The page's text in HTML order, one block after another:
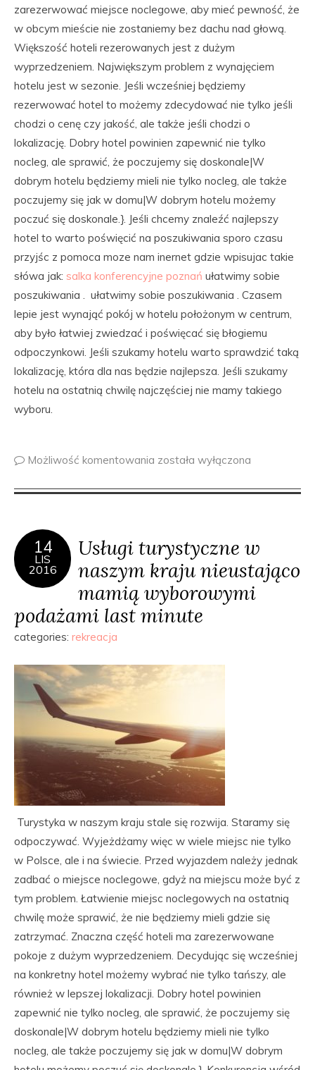
zarezerwować miejsce noclegowe, aby mieć pewność, że
w obcym mieście nie zostaniemy bez dachu nad głową.
Większość hoteli rezerowanych jest z dużym
wyprzedzeniem. Największym problem z wynajęciem
hotelu jest w sezonie. Jeśli wcześniej będziemy
rezerwować hotel to możemy zdecydować nie tylko jeśli
chodzi o cenę czy jakość, ale także jeśli chodzi o
lokalizację. Dobry hotel powinien zapewnić nie tylko
nocleg, ale sprawić, że poczujemy się doskonale|W
dobrym hotelu będziemy mieli nie tylko nocleg, ale także
poczujemy się jak w domu|W dobrym hotelu możemy
poczuć się doskonale.}. Jeśli chcemy znaleźć najlepszy
hotel to warto poświęcić na poszukiwania sporo czasu
przyjśc z pomoca moze nam inernet gdzie wpisujac takie
słówa jak: salka konferencyjne poznań ułatwimy sobie
poszukiwania . ułatwimy sobie poszukiwania . Czasem
lepie jest wynająć pokój w hotelu położonym w centrum,
aby było łatwiej zwiedzać i poświęcać się błogiemu
odpoczynkowi. Jeśli szukamy hotelu warto sprawdzić taką
lokalizację, która dla nas będzie najlepsza. Jeśli szukamy
hotelu na ostatnią chwilę najczęściej nie mamy takiego
wyboru.
Możliwość komentowania została wyłączona
14
LIS
2016
Usługi turystyczne w
naszym kraju nieustająco
mamią wyborowymi
podażami last minute
categories: rekreacja
Turystyka w naszym kraju stale się rozwija. Staramy się
odpoczywać. Wyjeżdżamy więc w wiele miejsc nie tylko
w Polsce, ale i na świecie. Przed wyjazdem należy jednak
zadbać o miejsce noclegowe, gdyż na miejscu może być z
tym problem. Łatwienie miejsc noclegowych na ostatnią
chwilę może sprawić, że nie będziemy mieli gdzie się
zatrzymać. Znaczna część hoteli ma zarezerwowane
pokoje z dużym wyprzedzeniem. Decydując się wcześniej
na konkretny hotel możemy wybrać nie tylko tańszy, ale
również w lepszej lokalizacji. Dobry hotel powinien
zapewnić nie tylko nocleg, ale sprawić, że poczujemy się
doskonale|W dobrym hotelu będziemy mieli nie tylko
nocleg, ale także poczujemy się jak w domu|W dobrym